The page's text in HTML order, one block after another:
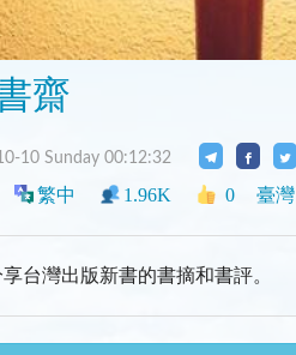
齋
10 Sunday 00:12:32
繁中 1.96K 0 臺灣
台灣出版新書的書摘和書評。